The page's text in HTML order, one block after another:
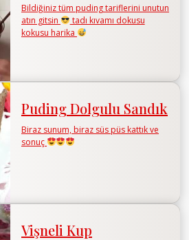
Bildiğiniz tüm puding tariflerini unutun
atın gitsin
tadı kıvamı dokusu
kokusu harika
Puding Dolgulu Sandık
Biraz sunum, biraz süs püs kattık ve
sonuç
Vişneli Kup